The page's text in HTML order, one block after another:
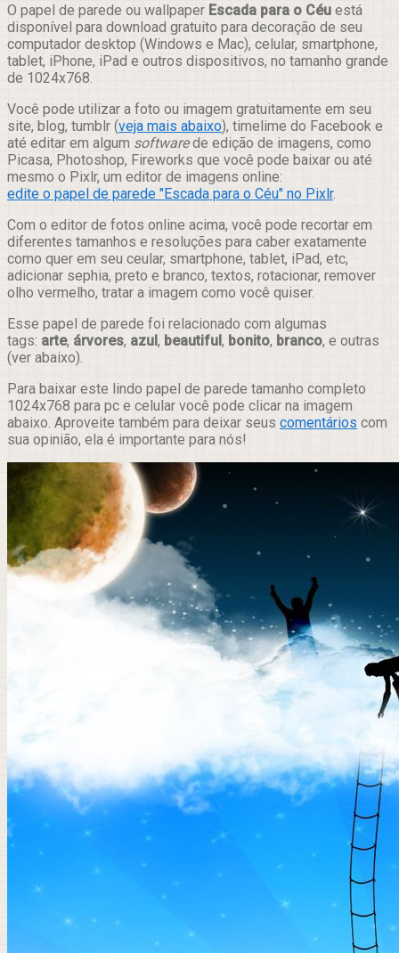
Compartilhar
O papel de parede ou wallpaper Escada para o Céu está
disponível para download gratuito para decoração de seu
computador desktop (Windows e Mac), celular, smartphone,
tablet, iPhone, iPad e outros dispositivos, no tamanho grande
de 1024x768.
Você pode utilizar a foto ou imagem gratuitamente em seu
site, blog, tumblr (veja mais abaixo), timelime do Facebook e
até editar em algum softwarede edição de imagens, como
Picasa, Photoshop, Fireworks que você pode baixar ou até
mesmo o Pixlr, um editor de imagens online:
edite o papel de parede "Escada para o Céu" no Pixlr.
Com o editor de fotos online acima, você pode recortar em
diferentes tamanhos e resoluções para caber exatamente
como quer em seu ceular, smartphone, tablet, iPad, etc,
adicionar sephia, preto e branco, textos, rotacionar, remover
olho vermelho, tratar a imagem como você quiser.
Esse papel de parede foi relacionado com algumas
tags: arte, árvores, azul, beautiful, bonito, branco, e outras
(ver abaixo).
Para baixar este lindo papel de parede tamanho completo
1024x768 para pc e celular você pode clicar na imagem
abaixo. Aproveite também para deixar seus comentários com
sua opinião, ela é importante para nós!